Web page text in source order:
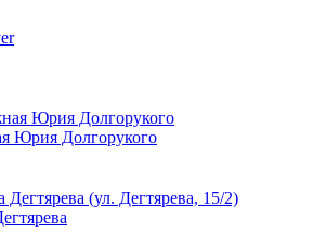
Юрия Долгорукого